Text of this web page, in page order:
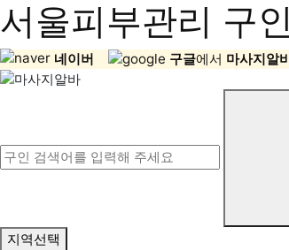
서울피부관리 구
네이버 구글에서 마사지알
지역선택